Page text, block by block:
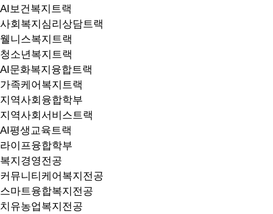
AI보건복지트랙
사회복지심리상담트랙
웰니스복지트랙
청소년복지트랙
AI문화복지융합트랙
가족케어복지트랙
지역사회융합학부
지역사회서비스트랙
AI평생교육트랙
라이프융합학부
복지경영전공
커뮤니티케어복지전공
스마트융합복지전공
치유농업복지전공